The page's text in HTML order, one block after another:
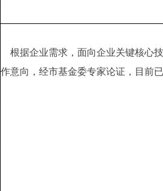
根据企业需求，面向企业关键核心
作意向，经市基金委专家论证，目前已